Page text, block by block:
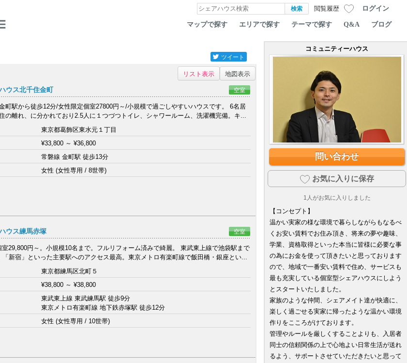
閲覧履歴 ログイン
マップで探す エリアで探す テーマで探す Q&A ブログ
ツイート
リスト表示 地図表示
ウス北千住金町 空室
町駅から徒歩12分/女性限定個室27800円～/小規模で過ごしやすいハウスです。 6名居
の離れ、に分かれており2.5人に１つづつトイレ、シャワールーム、洗濯機完備。キ...
東京都葛飾区東水元１丁目
¥33,800 ～¥36,800
常磐線 金町駅 徒歩13分
女性 (女性専用 / 8世帯)
ウス練馬赤塚 空室
29,800円～。小規模10名まで。フルリフォーム済みで綺麗。 東武東上線で池袋駅まで
新宿」といった主要駅へのアクセス最高。東京メトロ有楽町線で飯田橋・銀座とい...
東京都練馬区北町５
¥38,800 ～¥38,800
東武東上線 東武練馬駅 徒歩9分
東京メトロ有楽町線 地下鉄赤塚駅 徒歩12分
女性 (女性専用 / 10世帯)
コミュニティーハウス
問い合わせ
お気に入りに保存
1 人がお気に入りしました
【コンセプト】
温かい実家の様な環境で暮らしながらもなるべ
くお安い賃料でお住み頂き、将来の夢や趣味、
学業、資格取得といった本当に皆様に必要な事
の為にお金を使って頂きたいと思っております
ので、地域で一番安い賃料で住め、サービスも
最も充実している個室型シェアハウスにしよう
とスタートいたしました。
家族のような仲間、シェアメイト達が快適に、
楽しく過ごせる実家に帰ったような温かい環境
作りをこころがけております。
管理やルールを厳しくすることよりも、入居者
同士の信頼関係の上で心地よい日常生活が送れ
るよう、サポートさせていただきたいと思って